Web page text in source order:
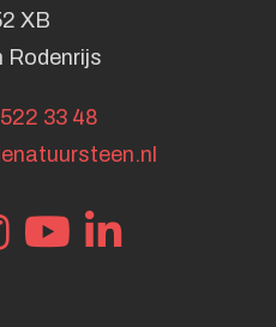
XB
Rodenrijs
33 48